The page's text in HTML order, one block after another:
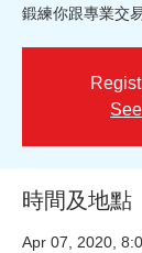
鍛練你跟專業交
時間及地點
Apr 07, 2020,